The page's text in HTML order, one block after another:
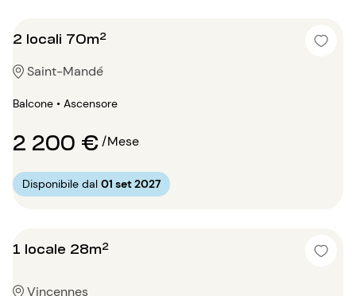
2 locali 70m²
Saint-Mandé
Balcone • Ascensore
2 200 €/Mese
Disponibile dal 01 set 2027
1 locale 28m²
Vincennes